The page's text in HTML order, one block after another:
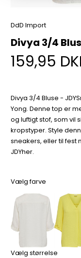
DdD Import
Divya 3/4
159,95
Divya 3/4 Bluse -
Yong. Denne top er
og luftigt stof, som vil
kropstyper. Style
sneakers, eller til fest
JDYher.
Vælg farve
Vælg størrelse